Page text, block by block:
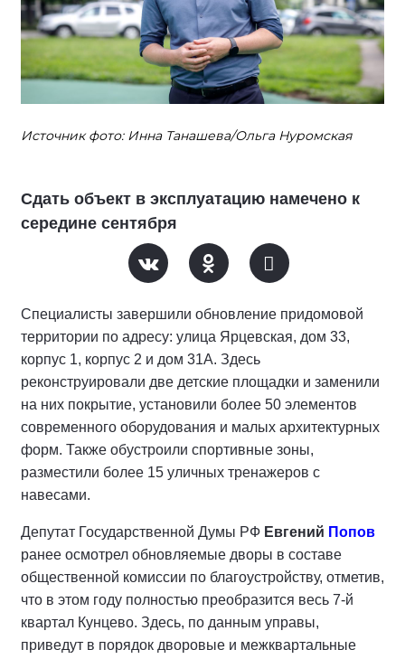
Источник фото: Инна Танашева/Ольга Нуромская
Сдать объект в эксплуатацию намечено к
середине сентября
Специалисты завершили обновление придомовой
территории по адресу: улица Ярцевская, дом 33,
корпус 1, корпус 2 и дом 31А. Здесь
реконструировали две детские площадки и заменили
на них покрытие, установили более 50 элементов
современного оборудования и малых архитектурных
форм. Также обустроили спортивные зоны,
разместили более 15 уличных тренажеров с
навесами.
Депутат Государственной Думы РФ Евгений Попов
ранее осмотрел обновляемые дворы в составе
общественной комиссии по благоустройству, отметив,
что в этом году полностью преобразится весь 7-й
квартал Кунцево. Здесь, по данным управы,
приведут в порядок дворовые и межквартальные